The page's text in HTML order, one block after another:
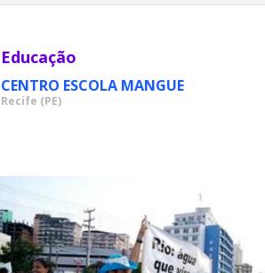
Educação
CENTRO ESCOLA MANGUE
Recife (PE)